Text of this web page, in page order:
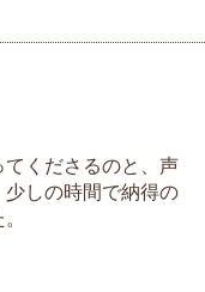
てくださるのと、声
しの時間で納得の